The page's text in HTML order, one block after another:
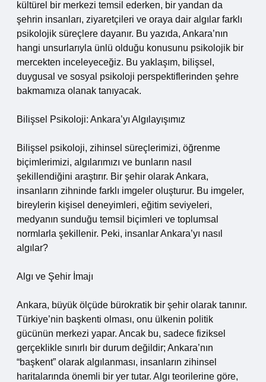
kültürel bir merkezi temsil ederken, bir yandan da
şehrin insanları, ziyaretçileri ve oraya dair algılar farklı
psikolojik süreçlere dayanır. Bu yazıda, Ankara’nın
hangi unsurlarıyla ünlü olduğu konusunu psikolojik bir
mercekten inceleyeceğiz. Bu yaklaşım, bilişsel,
duygusal ve sosyal psikoloji perspektiflerinden şehre
bakmamıza olanak tanıyacak.
Bilişsel Psikoloji: Ankara’yı Algılayışımız
Bilişsel psikoloji, zihinsel süreçlerimizi, öğrenme
biçimlerimizi, algılarımızı ve bunların nasıl
şekillendiğini araştırır. Bir şehir olarak Ankara,
insanların zihninde farklı imgeler oluşturur. Bu imgeler,
bireylerin kişisel deneyimleri, eğitim seviyeleri,
medyanın sunduğu temsil biçimleri ve toplumsal
normlarla şekillenir. Peki, insanlar Ankara’yı nasıl
algılar?
Algı ve Şehir İmajı
Ankara, büyük ölçüde bürokratik bir şehir olarak tanınır.
Türkiye’nin başkenti olması, onu ülkenin politik
gücünün merkezi yapar. Ancak bu, sadece fiziksel
gerçeklikle sınırlı bir durum değildir; Ankara’nın
“başkent” olarak algılanması, insanların zihinsel
haritalarında önemli bir yer tutar. Algı teorilerine göre,